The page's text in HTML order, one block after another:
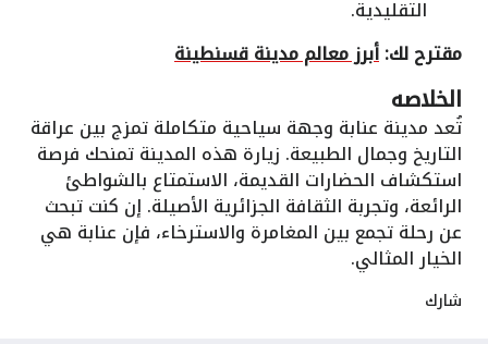
التقليدية.
مقترح لك:أبرز معالم مدينة قسنطينة
الخلاصه
تُعد مدينة عنابة وجهة سياحية متكاملة تمزج بين عراقة
التاريخ وجمال الطبيعة. زيارة هذه المدينة تمنحك فرصة
استكشاف الحضارات القديمة، الاستمتاع بالشواطئ
الرائعة، وتجربة الثقافة الجزائرية الأصيلة. إن كنت تبحث
عن رحلة تجمع بين المغامرة والاسترخاء، فإن عنابة هي
الخيار المثالي.
شارك